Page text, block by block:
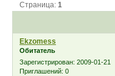
Страница:1
Ekzomess
Обитатель
Зарегистрирован: 2009-01-21
Приглашений: 0